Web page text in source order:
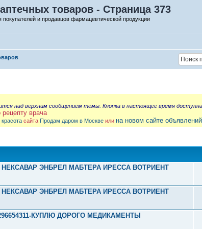
товаров - Страница 373
и продавцов фармацевтической продукции
над верхним сообщением темы. Кнопка в настоящее время
врача
сайта Продам даром в Москве или на новом сайте
НЕКСАВАР ЭНБРЕЛ МАБТЕРА ИРЕССА ВОТРИЕНТ
НЕКСАВАР ЭНБРЕЛ МАБТЕРА ИРЕССА ВОТРИЕНТ
89296654311-КУПЛЮ ДОРОГО МЕДИКАМЕНТЫ